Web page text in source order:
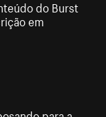
do Burst
em